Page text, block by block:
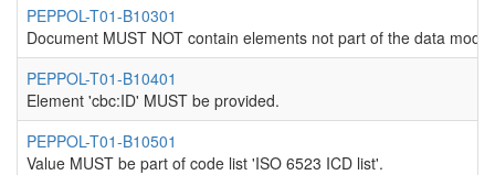
PEPPOL-T01-B10301
Document MUST NOT contain elements not part of the data
PEPPOL-T01-B10401
Element 'cbc:ID' MUST be provided.
PEPPOL-T01-B10501
Value MUST be part of code list 'ISO 6523 ICD list'.